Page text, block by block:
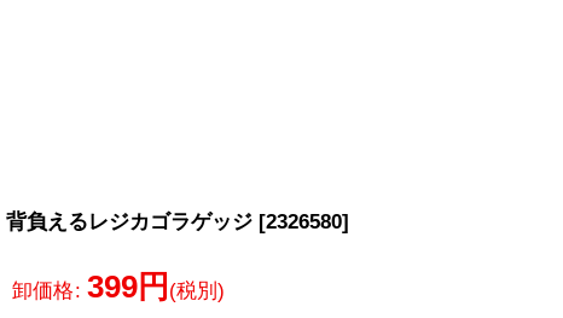
背負えるレジカゴラゲッジ [2326580]
卸価格: 399円 (税別)